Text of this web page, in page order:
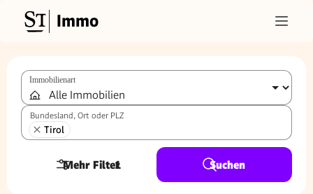
Immo
Immobilienart
Bundesland, Ort oder PLZ
Tirol
Mehr Filter
1 Suchen